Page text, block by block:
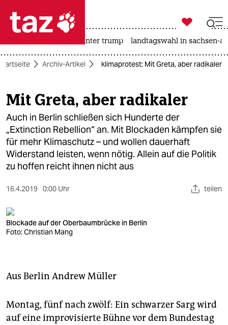
 taz zahl ich
taz zahl ich
themen
politik
öko
gesellschaft
kultur
sport
berlin
wahrheit
verlag

taz zahl ich
usa unter trump landtagswahl in sachsen-
Archiv-Artikel klimaprotest: Mit Greta, aber radikaler
Mit Greta, aber radikaler
Auch in Berlin schließen sich Hunderte der
„Extinction Rebellion“ an. Mit Blockaden kämpfen sie
für mehr Klimaschutz – und wollen dauerhaft
Widerstand leisten, wenn nötig. Allein auf die Politik
zu hoffen reicht ihnen nicht aus
16.4.2019 0:00 Uhr teilen
Blockade auf der Oberbaumbrücke in Berlin
Foto: Christian Mang
Aus Berlin Andrew Müller
Montag, fünf nach zwölf: Ein schwarzer Sarg wird
auf eine improvisierte Bühne vor dem Bundestag